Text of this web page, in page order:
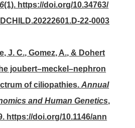
(1). https://doi.org/10.34763/
22-0003
J. C., Gomez, A., & Dohert
joubert–meckel–nephron
of ciliopathies.Annual
and Human Genetics,
https://doi.org/10.1146/ann